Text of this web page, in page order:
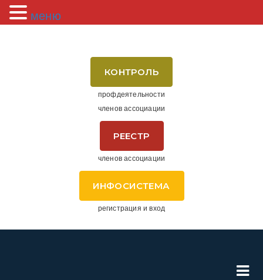
КОНТРОЛЬ
профдеятельности
членов ассоциации
РЕЕСТР
членов ассоциации
ИНФОСИСТЕМА
регистрация и вход
меню